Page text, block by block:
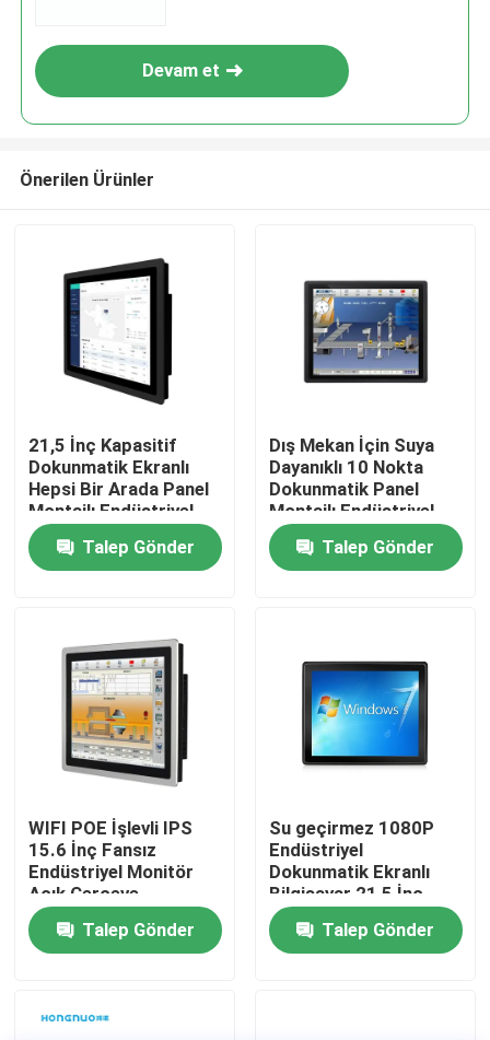
Ürünler
VİDEOLAR
Fabrika turu
Kalite kontrol
Bize ulaşın
Haberler
Teklif isteği
Shopping Online
Devam et
Önerilen Ürünler
21,5 İnç Kapasitif
Dokunmatik Ekranlı
Hepsi Bir Arada Panel
Montajlı Endüstriyel
Monitör
Talep Gönder
Dış Mekan İçin Suya
Dayanıklı 10 Nokta
Dokunmatik Panel
Montajlı Endüstriyel
Monitör
Talep Gönder
WIFI POE İşlevli IPS
15.6 İnç Fansız
Endüstriyel Monitör
Açık Çerçeve
Talep Gönder
Su geçirmez 1080P
Endüstriyel
Dokunmatik Ekranlı
Bilgisayar 21,5 İnç
Boyut
Talep Gönder